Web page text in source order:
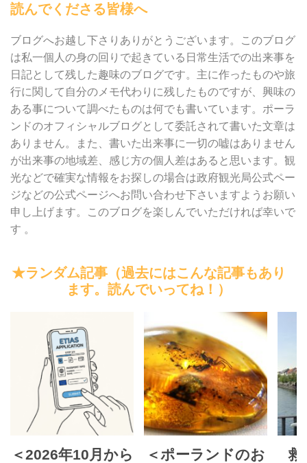
読んでくださる皆様へ
ブログへお越し下さりありがとうございます。このブログ
は私一個人の身の回りで起きている日常生活での出来事を
日記として残した趣味のブログです。主に作ったものや旅
行に関して自分のメモ代わりに残したものですが、興味の
ある事について調べたものは何でも書いています。ポーラ
ンドのオフィシャルブログとして委託されて書いた文章は
ありません。また、書いた出来事に一切の嘘はありません
が出来事の地域差、感じ方の個人差はあると思います。観
光などで確実な情報をお探しの場合は政府観光局公式ペー
ジなどの公式ページへお問い合わせ下さいますようお願い
申し上げます。このブログを楽しんでいただければ幸いで
す 。
★ランダム記事（過去にはこんな記事もあり
ます。読んでいってね！）
＜2026年10月から
＜ポーランドのお